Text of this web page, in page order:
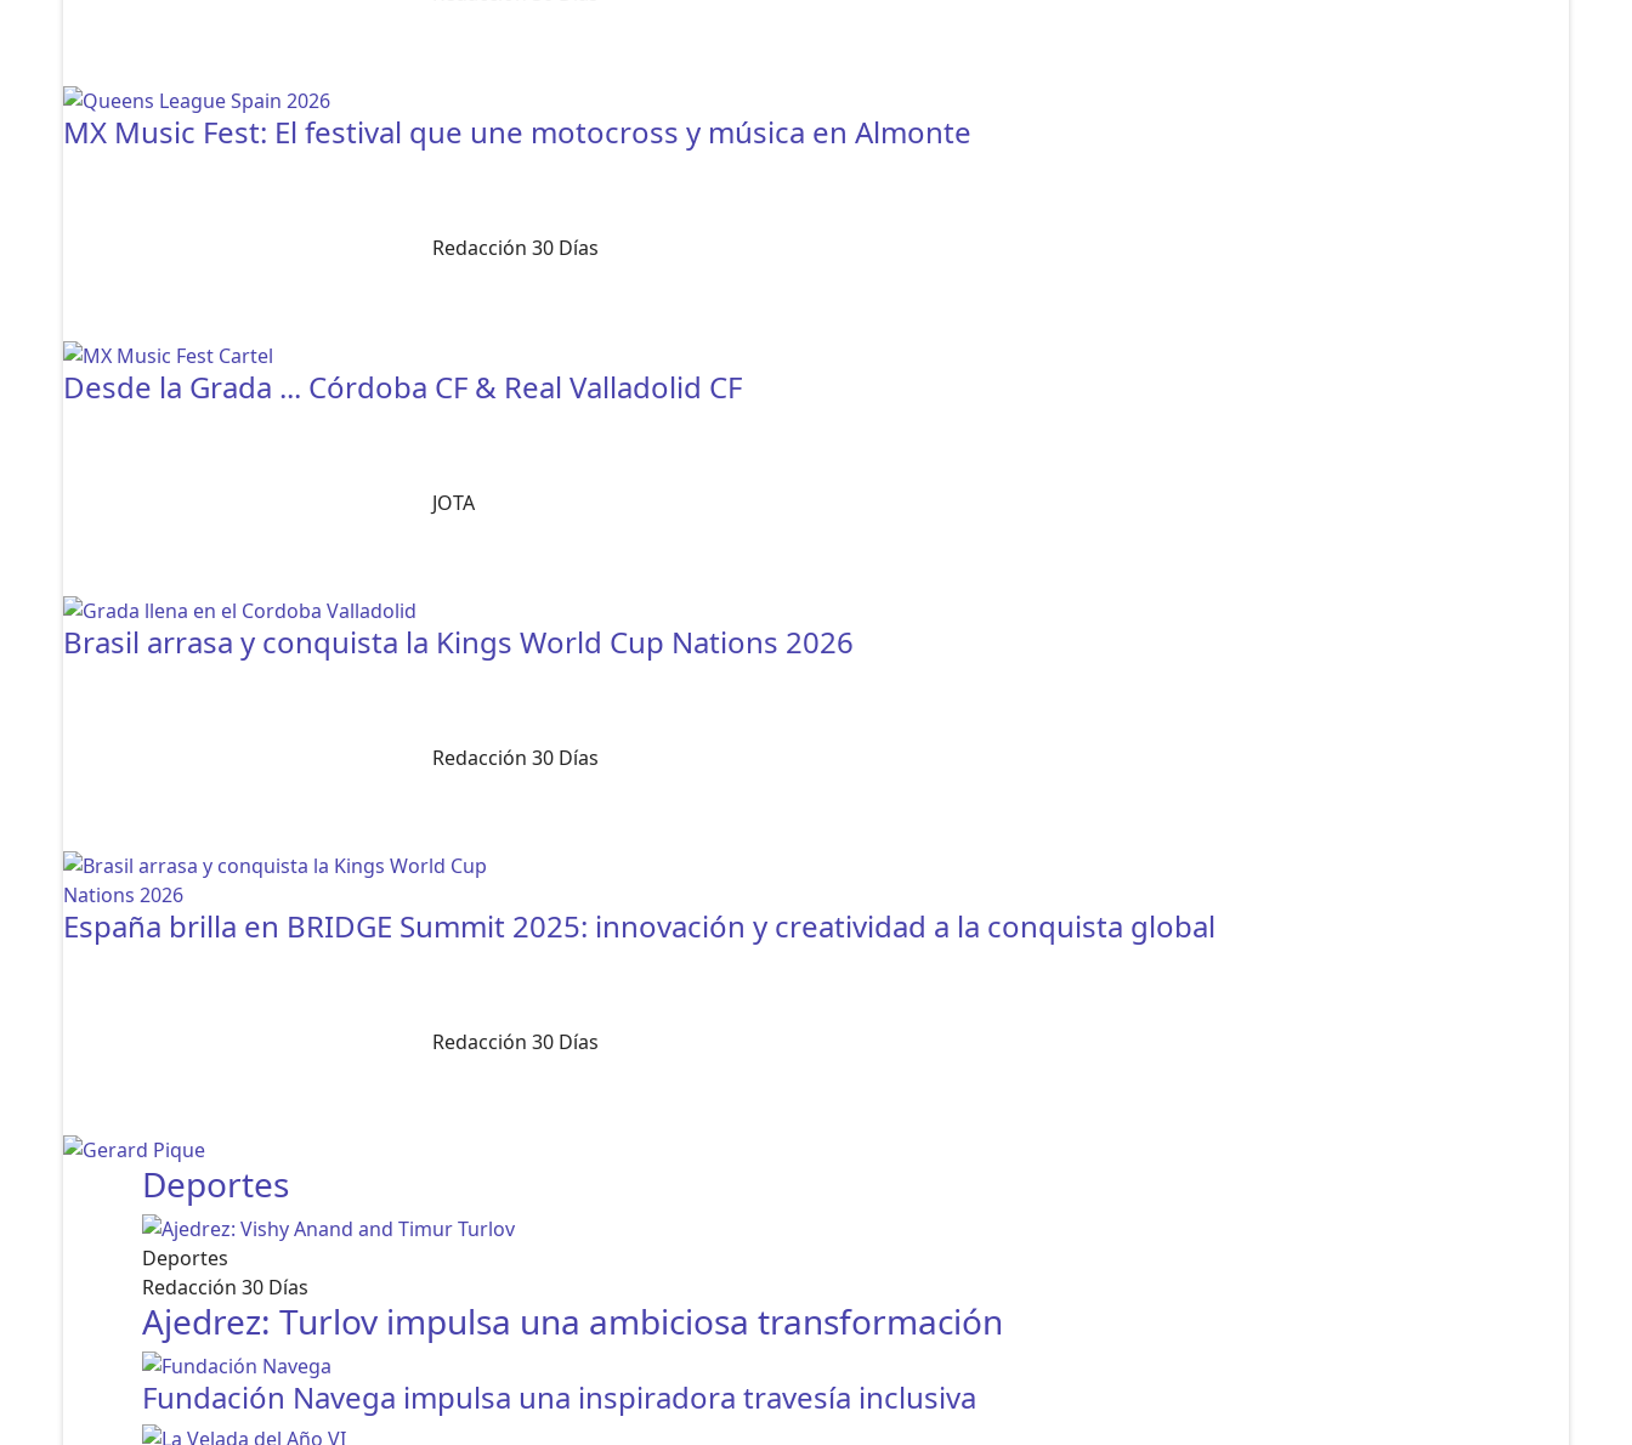
MX Music Fest: El festival que une motocross y música en Almonte
Redacción 30 Días
Desde la Grada ... Córdoba CF & Real Valladolid CF
JOTA
Brasil arrasa y conquista la Kings World Cup Nations 2026
Redacción 30 Días
España brilla en BRIDGE Summit 2025: innovación y creatividad a la conquista global
Redacción 30 Días
Deportes
Deportes
Redacción 30 Días
Ajedrez: Turlov impulsa una ambiciosa transformación
Fundación Navega impulsa una inspiradora travesía inclusiva